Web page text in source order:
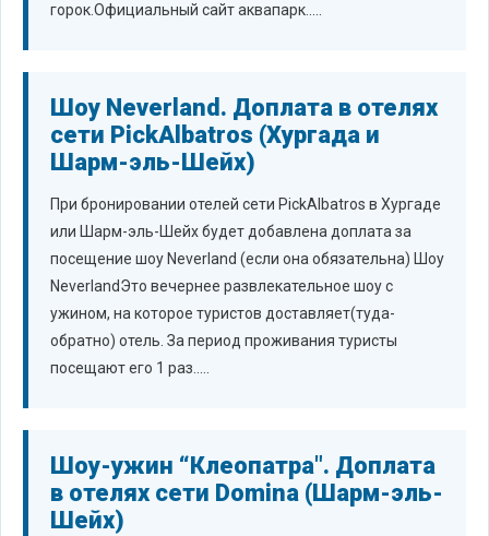
горок.Официальный сайт аквапарк.....
Шоу Neverland. Доплата в отелях
сети PickAlbatros (Хургада и
Шарм-эль-Шейх)
При бронировании отелей сети PickAlbatros в Хургаде
или Шарм-эль-Шейх будет добавлена доплата за
посещение шоу Neverland (если она обязательна) Шоу
NeverlandЭто вечернее развлекательное шоу с
ужином, на которое туристов доставляет(туда-
обратно) отель. За период проживания туристы
посещают его 1 раз.....
Шоу-ужин “Клеопатра". Доплата
в отелях сети Domina (Шарм-эль-
Шейх)